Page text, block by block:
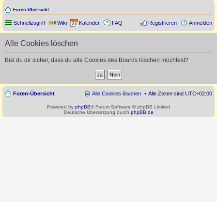
Foren-Übersicht
Schnellzugriff Wiki Kalender FAQ Anmelden
Registrieren
Alle Cookies löschen
Bist du dir sicher, dass du alle Cookies des Boards löschen möchtest?
Foren-Übersicht Alle Zeiten sind UTC+02:00
Alle Cookies löschen
Powered by phpBB® Forum Software © phpBB Limited
Deutsche Übersetzung durch phpBB.de